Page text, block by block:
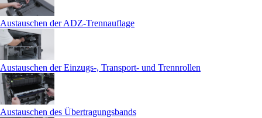
Austauschen der ADZ-Trennauflage
Austauschen der Einzugs-, Transport- und Trennrollen
Austauschen des Übertragungsbands